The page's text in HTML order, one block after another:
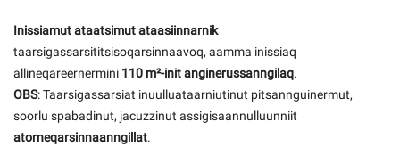
Inissiamut ataatsimut ataasiinnarnik
taarsigassarsititsisoqarsinnaavoq, aamma inissiaq
allineqareernermini 110 m²-init anginerussanngilaq.
OBS: Taarsigassarsiat inuulluataarniutinut pitsannguinermut,
soorlu spabadinut, jacuzzinut assigisaannulluunniit
atorneqarsinnaanngillat.